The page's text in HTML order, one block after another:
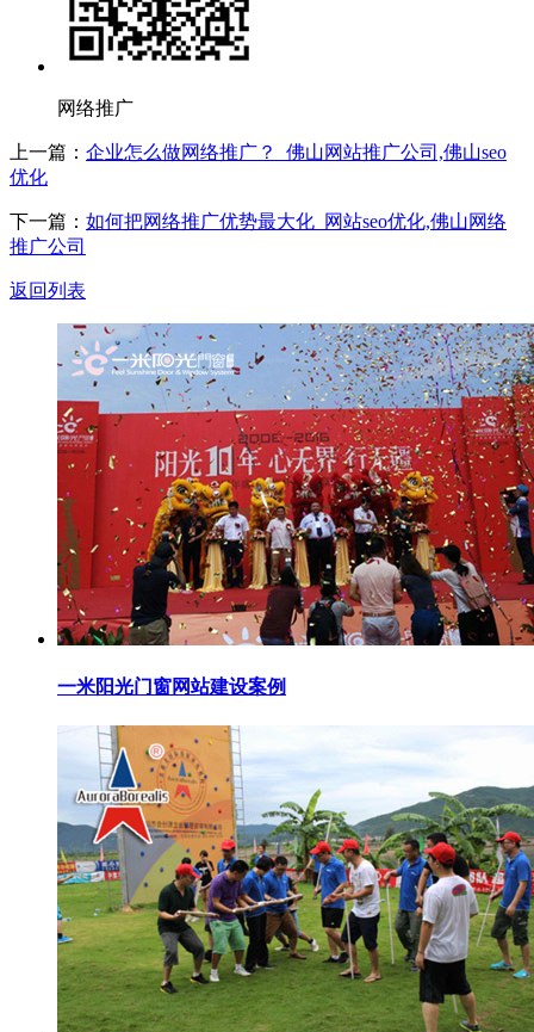
网络推广
上一篇： 企业怎么做网络推广？_佛山网站推广公司,佛山seo
优化
下一篇： 如何把网络推广优势最大化_网站seo优化,佛山网络
推广公司
返回列表
一米阳光门窗网站建设案例